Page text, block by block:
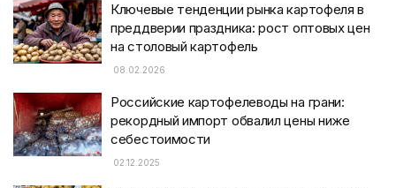
Ключевые тенденции рынка картофеля в
преддверии праздника: рост оптовых цен
на столовый картофель
08.02.2026
Российские картофелеводы на грани:
рекордный импорт обвалил цены ниже
себестоимости
02.12.2025